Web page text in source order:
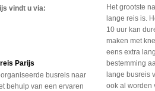
vindt u via:
Parijs
busreis naar
behulp van een ervaren
Het grootste
lange reis is.
10 uur kan
maken met
eens extra
bestemming
lange busreis
ook al worden